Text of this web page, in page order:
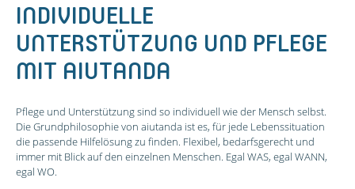
INDIVIDUELLE
UNTERSTÜTZUNG UND PFLEGE
MIT AIUTANDA
Pflege und Unterstützung sind so individuell wie der Mensch selbst.
Die Grundphilosophie von aiutanda ist es, für jede Lebenssituation
die passende Hilfelösung zu finden. Flexibel, bedarfsgerecht und
immer mit Blick auf den einzelnen Menschen. Egal WAS, egal WANN,
egal WO.